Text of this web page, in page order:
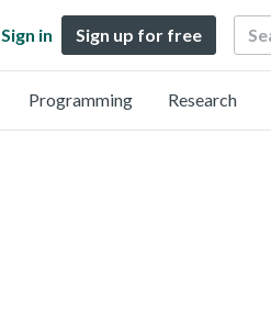
Sign in Sign up for free Search
Programming Research